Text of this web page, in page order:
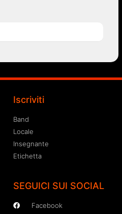
Iscriviti
Band
Locale
Insegnante
Etichetta
SEGUICI SUI SOCIAL
Facebook